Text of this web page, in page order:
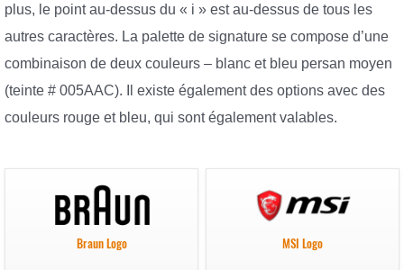
plus, le point au-dessus du « i » est au-dessus de tous les
autres caractères. La palette de signature se compose d’une
combinaison de deux couleurs – blanc et bleu persan moyen
(teinte # 005AAC). Il existe également des options avec des
couleurs rouge et bleu, qui sont également valables.
Braun Logo MSI Logo